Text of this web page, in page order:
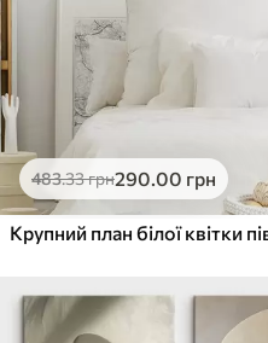
483.33грн290.00 грн